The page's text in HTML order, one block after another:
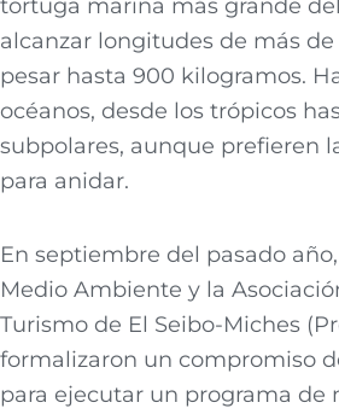
tortuga marina más grande
alcanzar longitudes de más
pesar hasta 900 kilogramos.
océanos, desde los trópicos
subpolares, aunque prefieren
para anidar.
En septiembre del pasado
Medio Ambiente y la
Turismo de El Seibo-Miches
formalizaron un compromiso
para ejecutar un programa de